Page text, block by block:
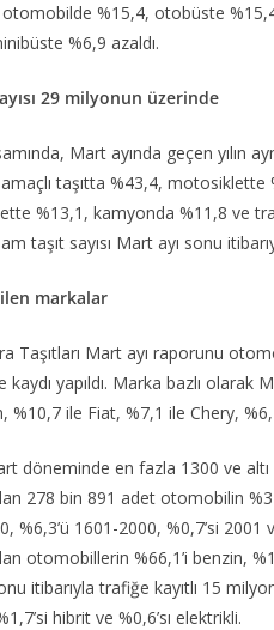
%15,4, otobüste
%6,9 azaldı.
29 milyonun üzerinde
Mart ayında geçen yılın
taşıtta %43,4,
%13,1, kamyonda %11,8 ve
taşıt sayısı Mart ayı sonu
markalar
Taşıtları Mart ayı raporunu
yapıldı. Marka bazlı olarak
%10,7 ile Fiat, %7,1 ile Chery,
döneminde en fazla 1300 ve
278 bin 891 adet otomobilin
%6,3’ü 1601-2000, %0,7’si
otomobillerin %66,1’i benzin,
itibarıyla trafiğe kayıtlı 15
hibrit ve %0,6’sı elektrikli.